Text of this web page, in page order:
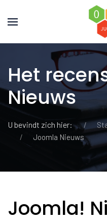
Het
Nieuws
U bevindt zich hier:
Joomla Nieuws
Joomla!